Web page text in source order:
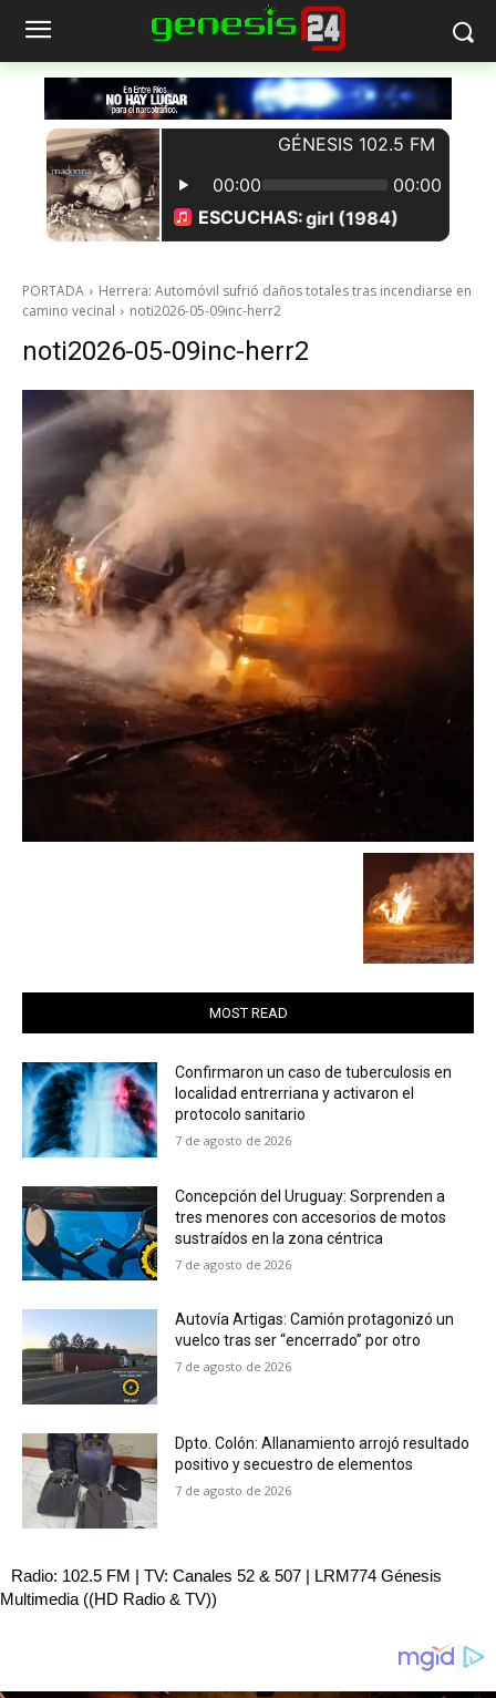
PORTADA
Herrera: Automóvil sufrió daños totales tras incendiarse en
camino vecinal
noti2026-05-09inc-herr2
noti2026-05-09inc-herr2
MOST READ
Confirmaron un caso de tuberculosis en
localidad entrerriana y activaron el
protocolo sanitario
7 de agosto de 2026
Concepción del Uruguay: Sorprenden a
tres menores con accesorios de motos
sustraídos en la zona céntrica
7 de agosto de 2026
Autovía Artigas: Camión protagonizó un
vuelco tras ser “encerrado” por otro
7 de agosto de 2026
Dpto. Colón: Allanamiento arrojó resultado
positivo y secuestro de elementos
7 de agosto de 2026
Radio: 102.5 FM | TV: Canales 52 & 507 | LRM774 Génesis
Multimedia ((HD Radio & TV))